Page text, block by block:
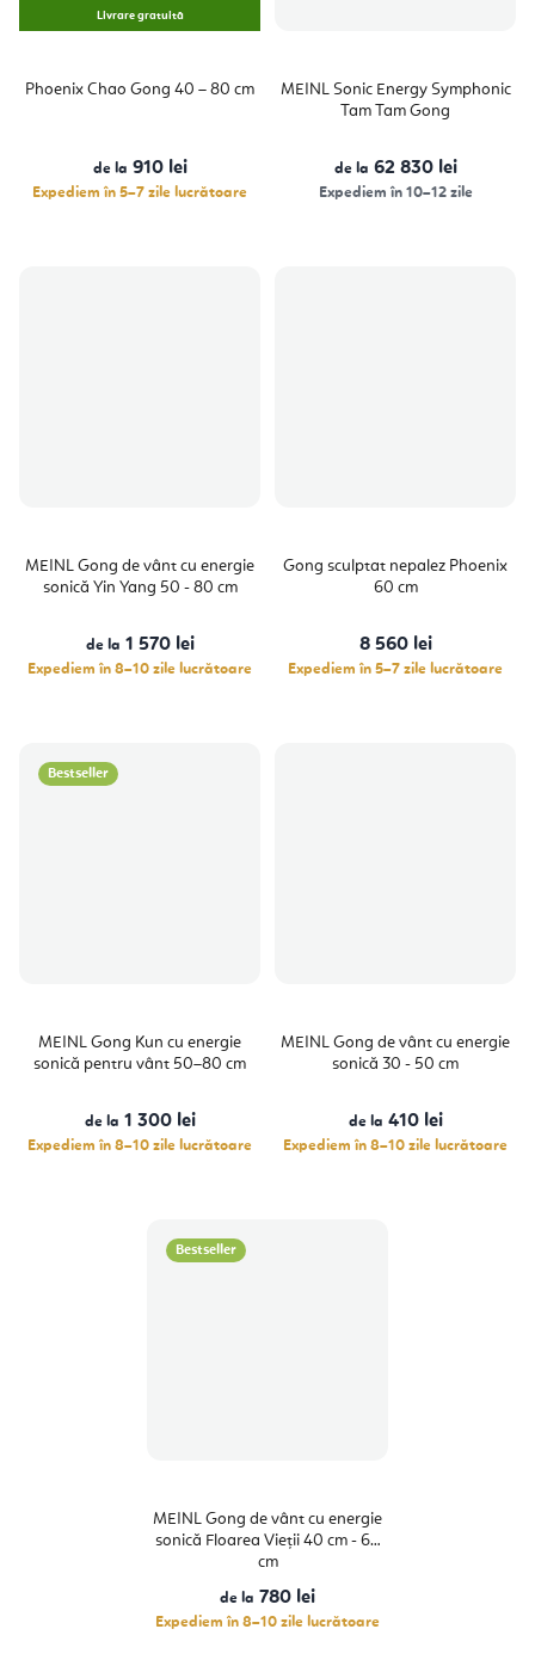
Livrare gratuită
Phoenix Chao Gong 40 – 80 cm
de la 910 lei
Expediem în 5–7 zile lucrătoare
MEINL Sonic Energy Symphonic
Tam Tam Gong
de la 62 830 lei
Expediem în 10–12 zile
MEINL Gong de vânt cu energie
sonică Yin Yang 50 - 80 cm
de la 1 570 lei
Expediem în 8–10 zile lucrătoare
Gong sculptat nepalez Phoenix
60 cm
8 560 lei
Expediem în 5–7 zile lucrătoare
Bestseller
MEINL Gong Kun cu energie
sonică pentru vânt 50–80 cm
de la 1 300 lei
Expediem în 8–10 zile lucrătoare
MEINL Gong de vânt cu energie
sonică 30 - 50 cm
de la 410 lei
Expediem în 8–10 zile lucrătoare
Bestseller
MEINL Gong de vânt cu energie
sonică Floarea Vieții 40 cm - 60
cm
de la 780 lei
Expediem în 8–10 zile lucrătoare